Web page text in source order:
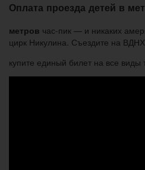
Оплата проезда детей в
метров час-пик — и никаких
цирк Никулина. Съездите на
купите единый билет на все